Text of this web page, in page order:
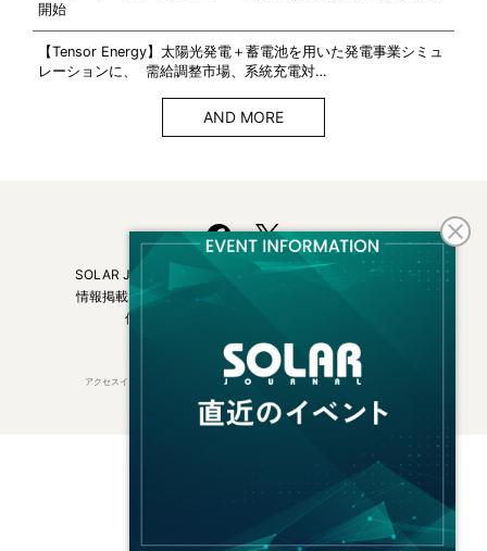
開始
【Tensor Energy】太陽光発電＋蓄電池を用いた発電事業シミュ
レーションに、 需給調整市場、系統充電対…
AND MORE
SOLAR JOURNALについて
フリーマガジンはこちら
情報掲載について
広告掲載について
個人情報保護方針
アクセスインターナショナルは持続可能な開発目標（SDGs）を支援しています。
© 2026 Access International Ltd.